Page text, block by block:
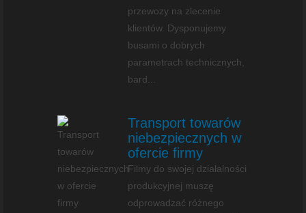
przewozy na zlecenie
klientów. Dysponujemy
busami o dobrych
parametrach technicznych,
bard...
Transport towarów
niebezpiecznych w
ofercie firmy
Filmy do swojej działalności
produkcyjnej muszę
odprowadzać różnego